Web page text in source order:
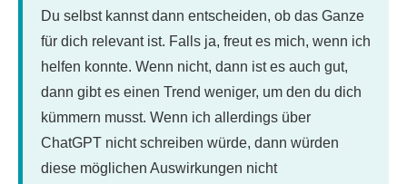
Du selbst kannst dann entscheiden, ob das Ganze
für dich relevant ist. Falls ja, freut es mich, wenn ich
helfen konnte. Wenn nicht, dann ist es auch gut,
dann gibt es einen Trend weniger, um den du dich
kümmern musst. Wenn ich allerdings über
ChatGPT nicht schreiben würde, dann würden
diese möglichen Auswirkungen nicht